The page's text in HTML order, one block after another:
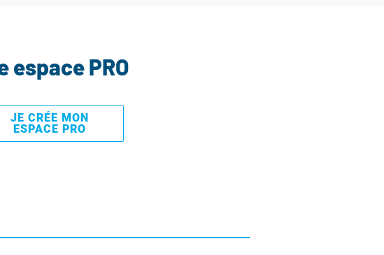
PRO
JE CRÉE MON
ESPACE PRO